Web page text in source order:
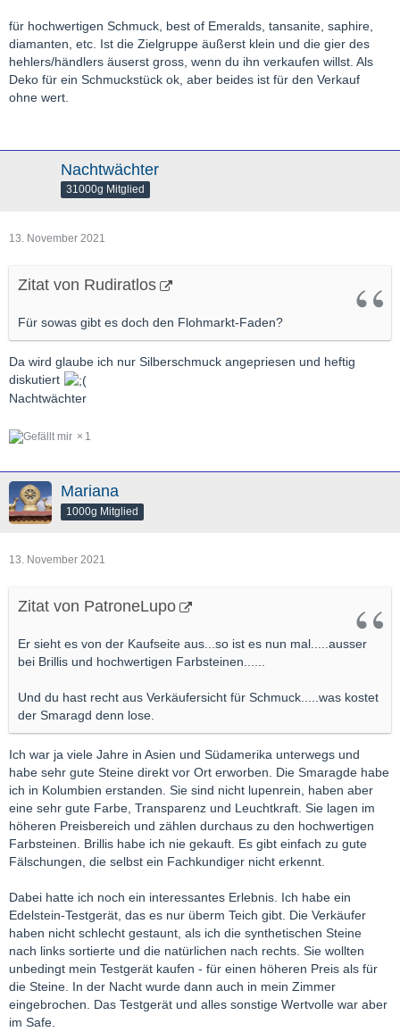
für hochwertigen Schmuck, best of Emeralds, tansanite, saphire,
diamanten, etc. Ist die Zielgruppe äußerst klein und die gier des
hehlers/händlers äuserst gross, wenn du ihn verkaufen willst. Als
Deko für ein Schmuckstück ok, aber beides ist für den Verkauf
ohne wert.
Nachtwächter
31000g Mitglied
13. November 2021
Zitat von Rudiratlos
Für sowas gibt es doch den Flohmarkt-Faden?
Da wird glaube ich nur Silberschmuck angepriesen und heftig
diskutiert
Nachtwächter
1
Mariana
1000g Mitglied
13. November 2021
Zitat von PatroneLupo
Er sieht es von der Kaufseite aus...so ist es nun mal.....ausser
bei Brillis und hochwertigen Farbsteinen......
Und du hast recht aus Verkäufersicht für Schmuck.....was kostet
der Smaragd denn lose.
Ich war ja viele Jahre in Asien und Südamerika unterwegs und
habe sehr gute Steine direkt vor Ort erworben. Die Smaragde habe
ich in Kolumbien erstanden. Sie sind nicht lupenrein, haben aber
eine sehr gute Farbe, Transparenz und Leuchtkraft. Sie lagen im
höheren Preisbereich und zählen durchaus zu den hochwertigen
Farbsteinen. Brillis habe ich nie gekauft. Es gibt einfach zu gute
Fälschungen, die selbst ein Fachkundiger nicht erkennt.
Dabei hatte ich noch ein interessantes Erlebnis. Ich habe ein
Edelstein-Testgerät, das es nur überm Teich gibt. Die Verkäufer
haben nicht schlecht gestaunt, als ich die synthetischen Steine
nach links sortierte und die natürlichen nach rechts. Sie wollten
unbedingt mein Testgerät kaufen - für einen höheren Preis als für
die Steine. In der Nacht wurde dann auch in mein Zimmer
eingebrochen. Das Testgerät und alles sonstige Wertvolle war aber
im Safe.